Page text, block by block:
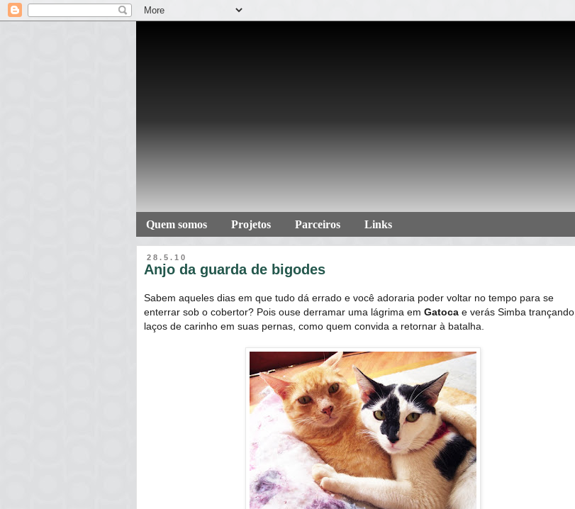
Quem somos Projetos Parceiros Links
28.5.10
Anjo da guarda de bigodes
Sabem aqueles dias em que tudo dá errado e você adoraria poder voltar no tempo para se
enterrar sob o cobertor? Pois ouse derramar uma lágrima em Gatoca e verás Simba trançando
laços de carinho em suas pernas, como quem convida a retornar à batalha.